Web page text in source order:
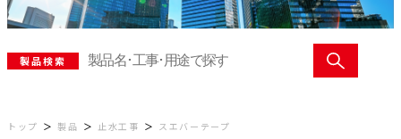
製品検索
トップ 製品 止水工事 スエバーテープ